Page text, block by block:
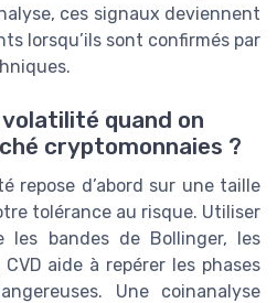
ces signaux deviennent
lorsqu’ils sont confirmés par
quand on
cryptomonnaies ?
repose d’abord sur une taille
tolérance au risque. Utiliser
les bandes de Bollinger, les
aide à repérer les phases
Une coinanalyse